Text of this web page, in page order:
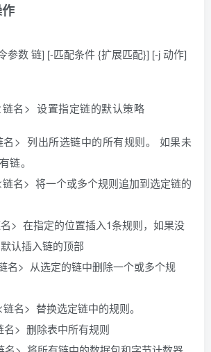
参数 链] [-匹配条件 {扩展匹配}] [-j 动作]
> 设置指定链的默认策略
出所选链中的所有规则。 如果未
链。
> 将一个或多个规则追加到选定链的
在指定的位置插入1条规则，如果没
认插入链的顶部
从选定的链中删除一个或多个规
> 替换选定链中的规则。
删除表中所有规则